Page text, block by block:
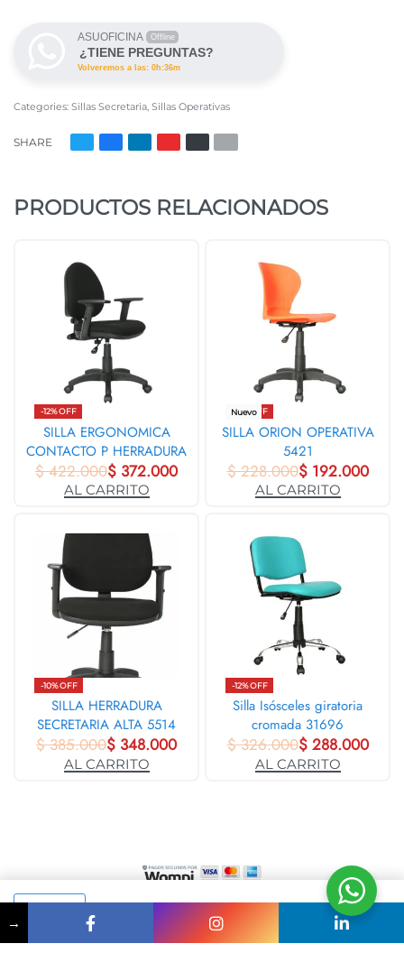
ASUOFICINA Offline
¿TIENE PREGUNTAS?
Volveremos a las: 0h:36m
Categories: Sillas Secretaria, Sillas Operativas
SHARE
PRODUCTOS RELACIONADOS
-12% OFF
SILLA ERGONOMICA
CONTACTO P HERRADURA
MEDIA 5513
$422.000$ 372.000
AL CARRITO
-16% OFF
Nuevo
SILLA ORION OPERATIVA
5421
$228.000$192.000
AL CARRITO
-10% OFF
SILLA HERRADURA
SECRETARIA ALTA 5514
$385.000$ 348.000
AL CARRITO
-12% OFF
Silla Isósceles giratoria
cromada 31696
$326.000$288.000
AL CARRITO
+57 (312) 418 3119 ventas@asuoficina.com
Somos responsables del tratamiento de sus datos personales, los cuales
→